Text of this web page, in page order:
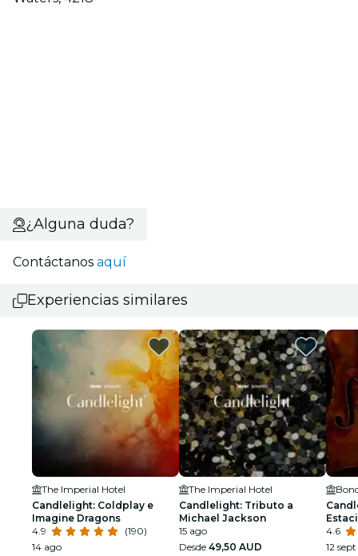
¿Alguna duda?
Contáctanos aquí
Experiencias similares
The Imperial Hotel
Candlelight: Coldplay e
Imagine Dragons
4.9
(190)
14 ago
The Imperial Hotel
Candlelight: Tributo a
Michael Jackson
15 ago
Desde 49,50 AUD
4.6
12